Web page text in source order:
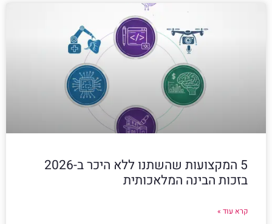
5 המקצועות שהשתנו ללא היכר ב-2026
בזכות הבינה המלאכותית
קרא עוד »